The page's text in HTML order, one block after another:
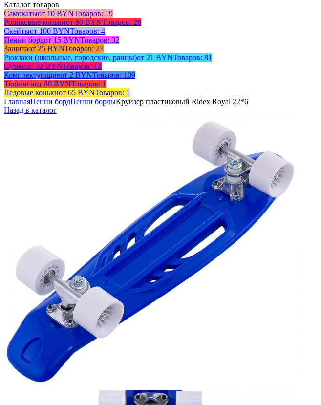
Каталог товаров
Самокатыот 10 BYNТоваров: 19
Роликовые конькиот 50 BYNТоваров: 28
Скейтыот 100 BYNТоваров: 4
Пенни бордот 15 BYNТоваров: 32
Защитаот 25 BYNТоваров: 23
Рюкзаки (школьные, городские, ранцы)от 21 BYNТоваров: 81
Сумкиот 32 BYNТоваров: 13
Комплектующиеот 2 BYNТоваров: 109
Тюбингиот 80 BYNТоваров: 1
Ледовые конькиот 65 BYNТоваров: 1
ГлавнаяПенни бордПенни бордыКруизер пластиковый Ridex Royal 22*6
Назад в каталог